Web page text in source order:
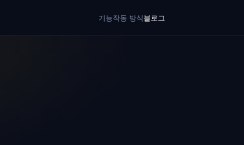
기능작동 방식블로그